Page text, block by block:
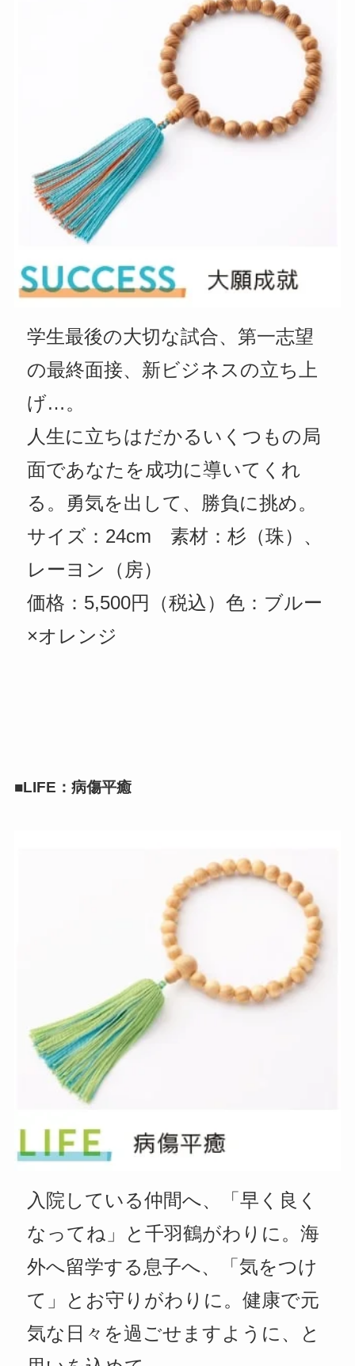
学生最後の大切な試合、第一志望
の最終面接、新ビジネスの立ち上
げ…。
人生に立ちはだかるいくつもの局
面であなたを成功に導いてくれ
る。勇気を出して、勝負に挑め。
サイズ：24cm 素材：杉（珠）、
レーヨン（房）
価格：5,500円（税込）色：ブルー
×オレンジ
■LIFE：病傷平癒
入院している仲間へ、「早く良く
なってね」と千羽鶴がわりに。海
外へ留学する息子へ、「気をつけ
て」とお守りがわりに。健康で元
気な日々を過ごせますように、と